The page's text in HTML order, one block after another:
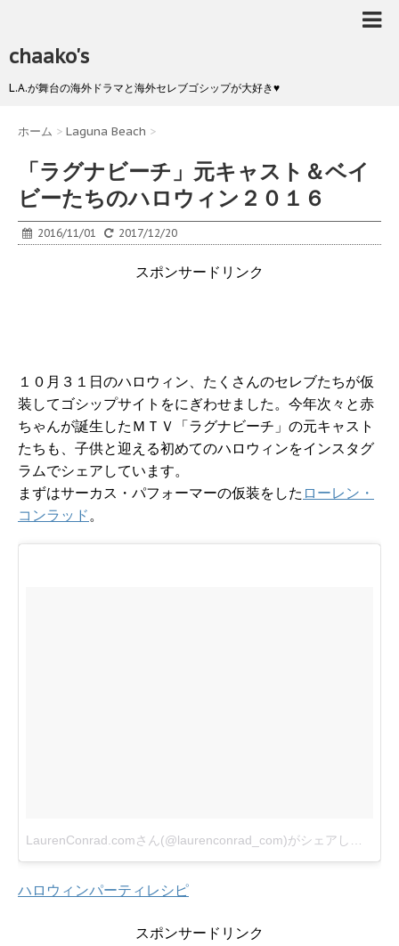
chaako's
L.A.が舞台の海外ドラマと海外セレブゴシップが大好き♥
ホーム > Laguna Beach >
「ラグナビーチ」元キャスト＆ベイ
ビーたちのハロウィン２０１６
2016/11/01 2017/12/20
スポンサードリンク
１０月３１日のハロウィン、たくさんのセレブたちが仮
装してゴシップサイトをにぎわせました。今年次々と赤
ちゃんが誕生したＭＴＶ「ラグナビーチ」の元キャスト
たちも、子供と迎える初めてのハロウィンをインスタグ
ラムでシェアしています。
まずはサーカス・パフォーマーの仮装をした ローレン・
コンラッド。
ハロウィンパーティレシピ
スポンサードリンク